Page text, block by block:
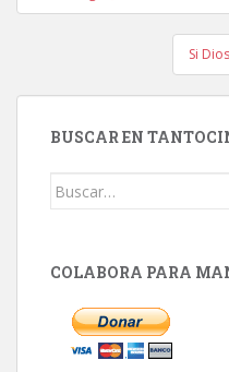
de
Si
BUSCAR EN
Buscar:
COLABORA PARA